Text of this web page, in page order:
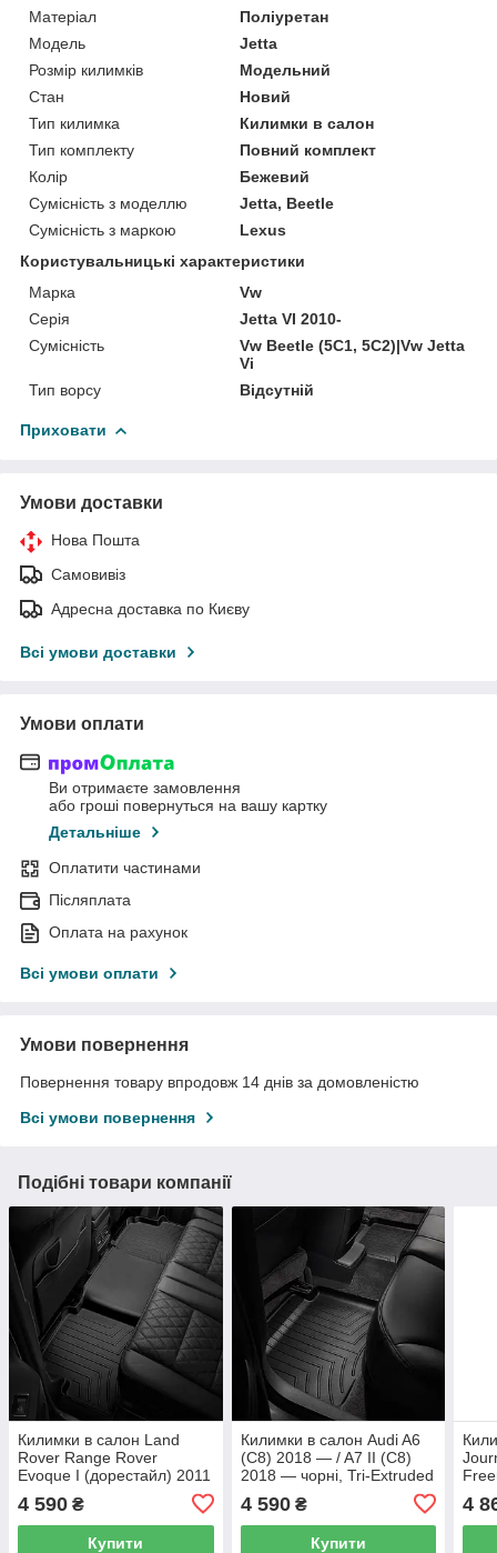
Матеріал
Поліуретан
Модель
Jetta
Розмір килимків
Модельний
Стан
Новий
Тип килимка
Килимки в салон
Тип комплекту
Повний комплект
Колір
Бежевий
Сумісність з моделлю
Jetta, Beetle
Сумісність з маркою
Lexus
Користувальницькі характеристики
Марка
Vw
Серія
Jetta VI 2010-
Сумісність
Vw Beetle (5C1, 5C2)|Vw Jetta
Vi
Тип ворсу
Відсутній
Приховати
Умови доставки
Нова Пошта
Самовивіз
Адресна доставка по Києву
Всі умови доставки
Умови оплати
Ви отримаєте замовлення
або гроші повернуться на вашу картку
Детальніше
Оплатити частинами
Післяплата
Оплата на рахунок
Всі умови оплати
Умови повернення
Повернення товару впродовж 14 днів за домовленістю
Всі умови повернення
Подібні товари компанії
Килимки в салон Land
Rover Range Rover
Evoque I (дорестайл) 2011
— 2015 чорні, Tri-Extruded
(WeatherTech) — другий
ряд
4 590 ₴
Купити
Килимки в салон Audi A6
(C8) 2018 — / A7 II (C8)
2018 — чорні, Tri-Extruded
(WeatherTech) — другий
ряд
4 590₴
Купити
—
4